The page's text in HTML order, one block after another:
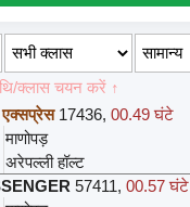
क्लास चयन करें ↑
17436, 00.49 घंटे
माणोपड़
अरेपल्ली हॉल्ट
57411, 00.57 घंटे